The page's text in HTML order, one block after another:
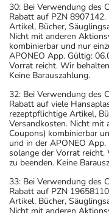
30: Bei Verwendung des
Rabatt auf PZN
Artikel, Bücher,
Nicht mit anderen
kombinierbar und nur
APONEO App. Gültig:
Vorrat reicht. Wir
Keine Barauszahlung.
32: Bei Verwendung des
Rabatt auf viele
rezeptpflichtige Artikel,
Versandkosten. Nicht mit
Coupons) kombinierbar
und in der APONEO
solange der Vorrat
zu beenden. Keine
33: Bei Verwendung des
Rabatt auf PZN
Artikel, Bücher,